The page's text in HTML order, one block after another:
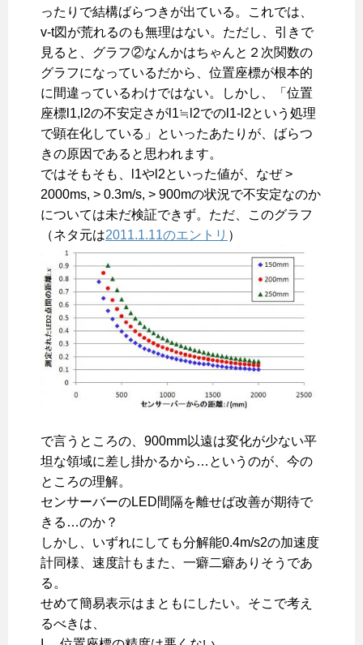
ったりで結構ばらつきが出ている。これでは、
v-t図が荒れるのも無理はない。ただし、引きで
見ると、グラフ②なんかはちゃんと２次関数の
グラフになっているだから、位置座標が根本的
に間違っているわけではない。しかし、「位置
座標l1,l2の不安定さがl1≒l2でのl1-l2という処理
で顕在化している」といったあたりが、ばらつ
きの原因であると思われます。
ではそもそも、l1やl2といった値が、なぜ >
2000ms, > 0.3m/s, > 900mの状況で不安定なのか
については未だ検証できず。ただ、このグラフ
（ネタ元は2011.1.11のエントリ ）
で言うところの、900mm以遠は変化が少ない平
坦な領域に差し掛かるから…というのが、今の
ところの理解。
センサーバーのLED間隔を離せば改善が期待で
きる…のか？
しかし、いずれにしても分解能0.4m/s2の加速度
計同様、速度計もまた、一癖二癖ありそうであ
る。
せめて簡易表示はまともにしたい。そこで考え
るべきは、